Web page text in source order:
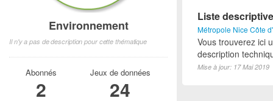
Liste
Métropole Nice Côte
Vous trouverez ici
description
Mise à jour: 17 Mai 2019
Environnement
Il n'y a pas de description pour cette thématique
Abonnés
2
Jeux de données
24